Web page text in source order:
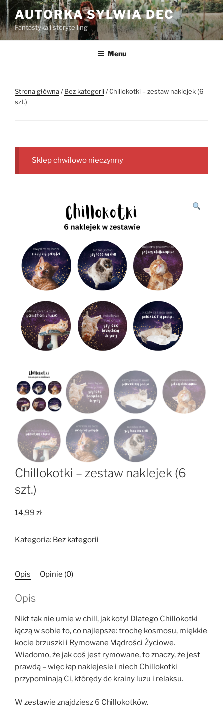
Przejdź
do
treści
AUTORKA SYLWIA DEC
Fantastyka i storytelling
Menu
Strona główna/Bez kategorii / Chillokotki – zestaw naklejek (6
szt.)
Sklep chwilowo nieczynny
Chillokotki – zestaw naklejek (6
szt.)
14,99 zł
Kategoria: Bez kategorii
Opis Opinie (0)
Opis
Nikt tak nie umie w chill, jak koty! Dlatego Chillokotki
łączą w sobie to, co najlepsze: trochę kosmosu, miękkie
kocie brzuszki i Rymowane Mądrości Życiowe.
Wiadomo, że jak coś jest rymowane, to znaczy, że jest
prawdą – więc łap naklejesie i niech Chillokotki
przypominają Ci, którędy do krainy luzu i relaksu.
W zestawie znajdziesz 6 Chillokotków.